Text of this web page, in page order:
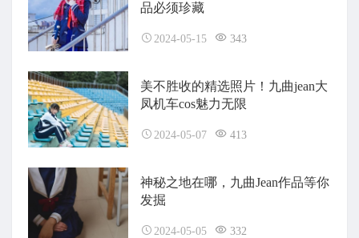
品必须珍藏
2024-05-15 343
美不胜收的精选照片！九曲jean大
凤机车cos魅力无限
2024-05-07 413
神秘之地在哪，九曲Jean作品等你
发掘
2024-05-05 332